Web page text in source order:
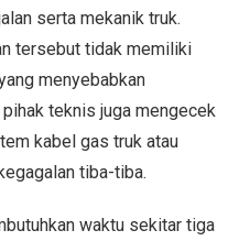
serta mekanik truk.
tersebut tidak memiliki
menyebabkan
teknis juga mengecek
kabel gas truk atau
tiba-tiba.
waktu sekitar tiga